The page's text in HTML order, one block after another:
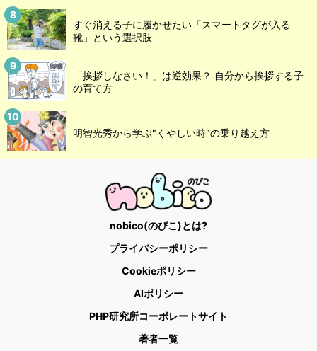
すぐ消える子に履かせたい「スマートタグが入る
靴」という選択肢
「挨拶しなさい！」は逆効果？ 自分から挨拶する子
の育て方
明智光秀から学ぶ"くやしい時"の乗り越え方
nobico(のびこ)とは?
プライバシーポリシー
Cookieポリシー
AIポリシー
PHP研究所コーポレートサイト
著者一覧